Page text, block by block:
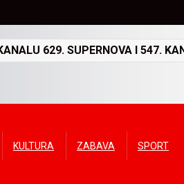
629. SUPERNOVA I 547.
KULTURA ZABAVA SPORT